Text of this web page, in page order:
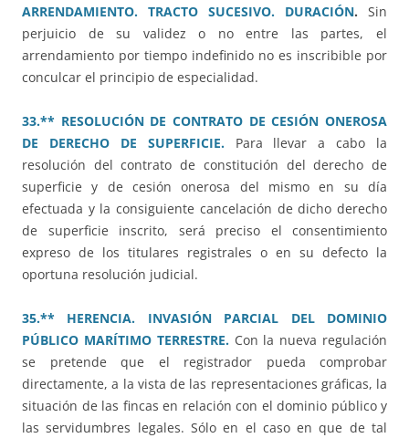
ARRENDAMIENTO. TRACTO SUCESIVO. DURACIÓN. Sin
perjuicio de su validez o no entre las partes, el
arrendamiento por tiempo indefinido no es inscribible por
conculcar el principio de especialidad.
33.** RESOLUCIÓN DE CONTRATO DE CESIÓN ONEROSA
DE DERECHO DE SUPERFICIE.
Para llevar a cabo la
resolución del contrato de constitución del derecho de
superficie y de cesión onerosa del mismo en su día
efectuada y la consiguiente cancelación de dicho derecho
de superficie inscrito, será preciso el consentimiento
expreso de los titulares registrales o en su defecto la
oportuna resolución judicial.
35.** HERENCIA. INVASIÓN PARCIAL DEL DOMINIO
PÚBLICO MARÍTIMO TERRESTRE. Con la nueva regulación
se pretende que el registrador pueda comprobar
directamente, a la vista de las representaciones gráficas, la
situación de las fincas en relación con el dominio público y
las servidumbres legales. Sólo en el caso en que de tal